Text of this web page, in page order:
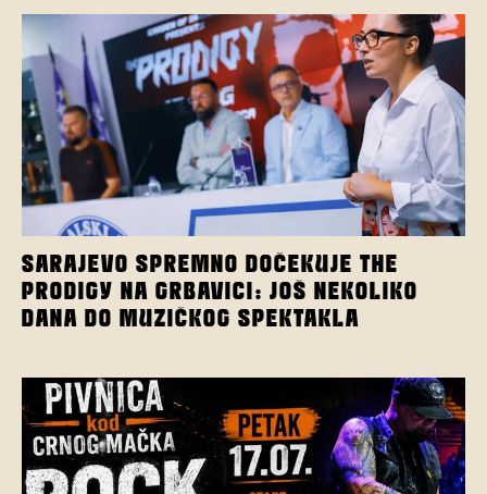
SARAJEVO SPREMNO DOČEKUJE THE
PRODIGY NA GRBAVICI: JOŠ NEKOLIKO
DANA DO MUZIČKOG SPEKTAKLA